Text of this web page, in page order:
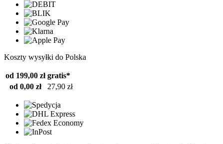
Koszty wysyłki do Polska
od 199,00 zł gratis*
od 0,00 zł
27,90 zł